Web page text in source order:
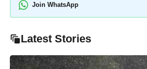
Join WhatsApp
Latest Stories